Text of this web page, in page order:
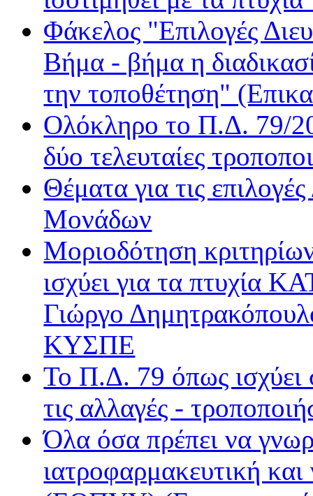
Love Radio
Nitro Radio
Nova Sport FM
Radio Gold
Rock FM
Sentra FM
Όασις
Δίφωνο
Δρόμος FM
Ε.ΡΑ. Δεύτερο
Ε.ΡΑ. Σπορ
Ε.ΡΑ. Τρίτο
Εν Λευκώ
Μινόρε FM
ΝΕΤ
Ράδιο Άστυ
Ρυθμός
Φάκελος "Επιλογές
Βήμα - βήμα η
την τοποθέτηση"
Ολόκληρο το Π.Δ. 79/
δύο τελευταίες
Θέματα για τις
Μονάδων
Μοριοδότηση
ισχύει για τα πτυχία
Γιώργο
ΚΥΣΠΕ
Το Π.Δ. 79 όπως ισχύει
τις αλλαγές -
Όλα όσα πρέπει να
ιατροφαρμακευτική